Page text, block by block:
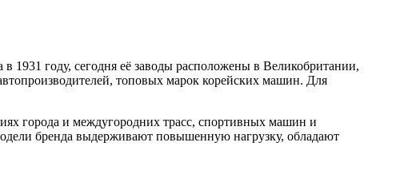
году, сегодня её заводы расположены в Великобритании,
топовых марок корейских машин. Для
города и междугородних трасс, спортивных машин и
бренда выдерживают повышенную нагрузку, обладают